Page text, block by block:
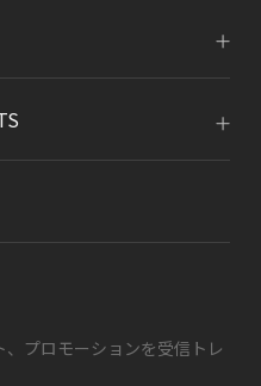
プロモーションを受信トレ